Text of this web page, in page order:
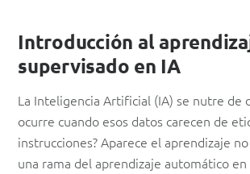
patrones
ocultos
Introducción al
supervisado en IA
La Inteligencia Artificial (IA) se nutre de
ocurre cuando esos datos carecen de
instrucciones? Aparece el aprendizaje
una rama del aprendizaje automático en